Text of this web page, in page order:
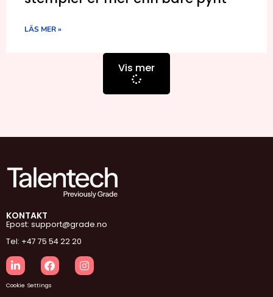
LÄS MER »
Vis mer
KONTAKT
Epost: support@grade.no
Tel: +47 75 54 22 20
Cookie Settings